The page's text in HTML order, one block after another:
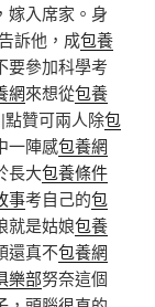
嫁入席家。身
訴他，成包養
要參加科學考
網來想從包養
點贊可兩人除包
一陣感包養網
長大包養條件
事考自己的包
就是姑娘包養
還真不包養網
樂部努奈這個